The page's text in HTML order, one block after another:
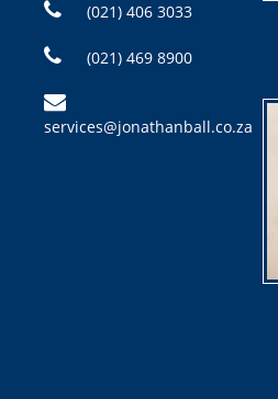
(021) 406 3033
(021) 469 8900
services@jonathanball.co.za